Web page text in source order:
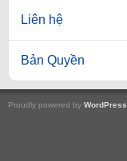
Liên hệ
Bản Quyền
Proudly powered by WordPress